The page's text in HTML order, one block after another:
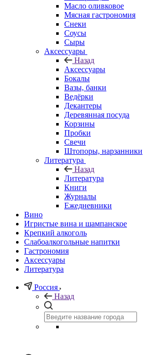
Масло оливковое
Мясная гастрономия
Снеки
Соусы
Сыры
Аксессуары
Назад
Аксессуары
Бокалы
Вазы, банки
Ведёрки
Декантеры
Деревянная посуда
Корзины
Пробки
Свечи
Штопоры, нарзанники
Литература
Назад
Литература
Книги
Журналы
Ежедневники
Вино
Игристые вина и шампанское
Крепкий алкоголь
Слабоалкогольные напитки
Гастрономия
Аксессуары
Литература
Россия
Назад